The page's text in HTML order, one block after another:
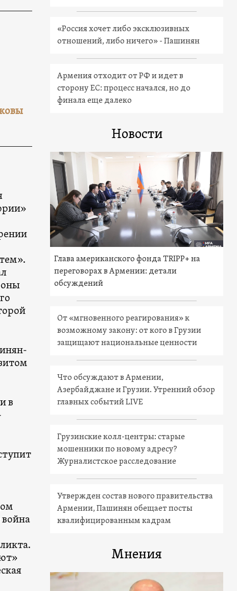
в
«Россия хочет либо эксклюзивных
отношений, либо ничего» - Пашинян
Армения отходит от РФ и идет в
сторону ЕС: процесс начался, но до
финала еще далеко
Новости
Глава американского фонда TRIPP+ на
переговорах в Армении: детали
обсуждений
От «мгновенного реагирования» к
возможному закону: от кого в Грузии
защищают национальные ценности
Что обсуждают в Армении,
Азербайджане и Грузии. Утренний обзор
главных событий LIVE
Грузинские колл-центры: старые
мошенники по новому адресу?
Журналистское расследование
Утвержден состав нового правительства
Армении, Пашинян обещает посты
квалифицированным кадрам
Мнения